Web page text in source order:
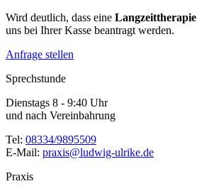
Wird deutlich, dass eine Langzeittherapie
uns bei Ihrer Kasse beantragt werden.
Anfrage stellen
Sprechstunde
Dienstags 8 - 9:40 Uhr
und nach Vereinbahrung
Tel: 08334/9895509
E-Mail: praxis@ludwig-ulrike.de
Praxis